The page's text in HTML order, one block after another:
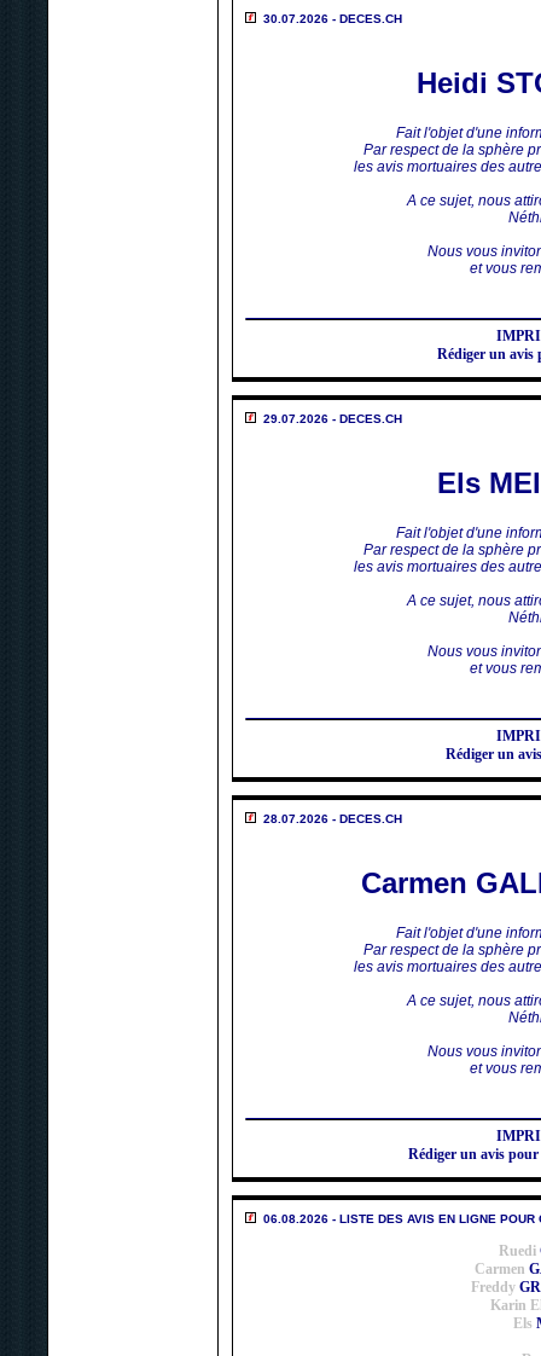
30.07.2026 - DECES.CH
Heidi
Fait l'objet d'une
Par respect de la sphère
les avis mortuaires des
A ce sujet, nous
Nous vous
et vous
Rédiger un
29.07.2026 - DECES.CH
Els
Fait l'objet d'une
Par respect de la sphère
les avis mortuaires des
A ce sujet, nous
Nous vous
et vous
Rédiger un
28.07.2026 - DECES.CH
Carmen
Fait l'objet d'une
Par respect de la sphère
les avis mortuaires des
A ce sujet, nous
Nous vous
et vous
Rédiger un avis
06.08.2026 - LISTE DES AVIS EN LIGNE POUR
Ruedi
Carmen
Freddy
Karin
Els